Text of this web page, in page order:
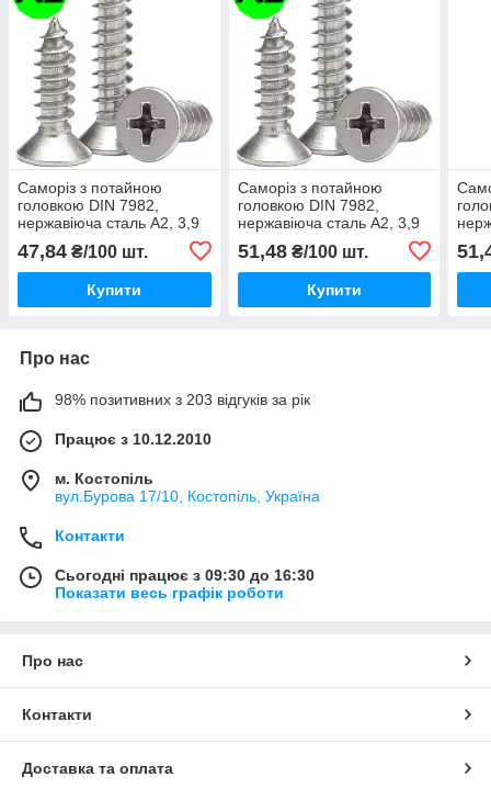
Саморіз з потайною
головкою DIN 7982,
нержавіюча сталь А2, 3,9
47,84 ₴/100 шт.
Купити
Саморіз з потайною
головкою DIN 7982,
нержавіюча сталь А2, 3,9
51,48₴/100 шт.
Купити
Про нас
98% позитивних з 203 відгуків за рік
Працює з 10.12.2010
м. Костопіль
вул.Бурова 17/10, Костопіль, Україна
Контакти
Сьогодні працює з 09:30 до 16:30
Показати весь графік роботи
Про нас
Контакти
Доставка та оплата